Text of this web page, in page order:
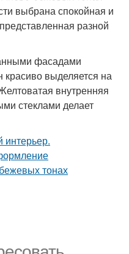
выбрана спокойная и
разной
фасадами
красиво выделяется на
внутренняя
стеклами делает